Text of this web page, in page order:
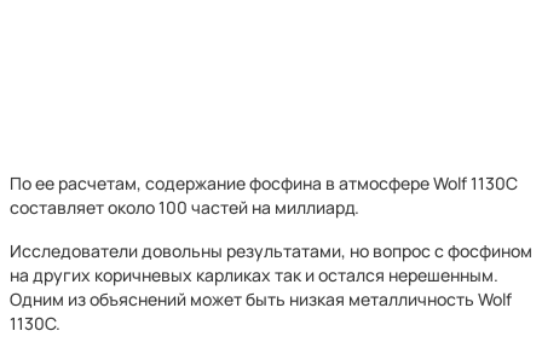
По ее расчетам, содержание фосфина в атмосфере Wolf 1130C
составляет около 100 частей на миллиард.
Исследователи довольны результатами, но вопрос с фосфином
на других коричневых карликах так и остался нерешенным.
Одним из объяснений может быть низкая металличность Wolf
1130C.